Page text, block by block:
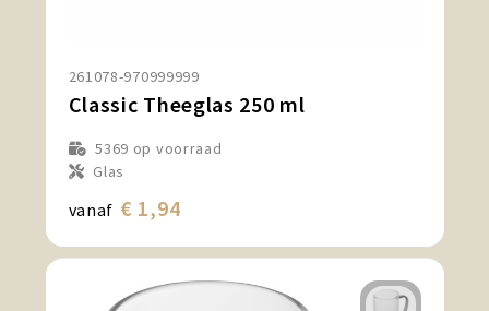
261078-970999999
Classic Theeglas 250 ml
5369 op voorraad
Glas
vanaf € 1,94